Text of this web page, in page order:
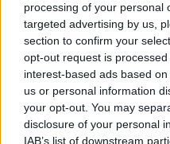
processing of your personal
targeted advertising by us,
section to confirm your
opt-out request is
interest-based ads based
us or personal information
your opt-out. You may
disclosure of your personal
IAB’s list of downstream
ΘΕΣΣΑΛΟΝΙΚΗ
Καιρός: Αραιές
Τοπικοί όμβροι είναι
μεσημέρι-απόγευμα.
Ανεμοι: Μεταβλητοί
Θερμοκρασία: Από